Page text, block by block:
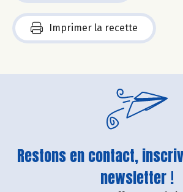
Imprimer la recette
Restons en contact,
newsletter !